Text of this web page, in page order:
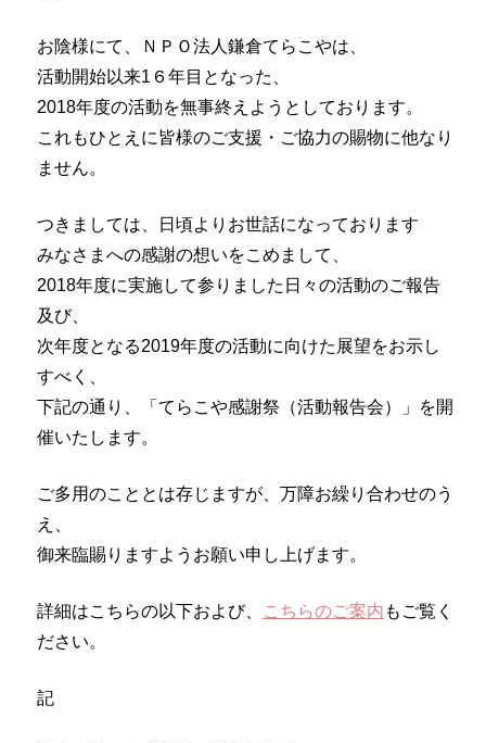
お陰様にて、ＮＰＯ法人鎌倉てらこやは、
活動開始以来1６年目となった、
2018年度の活動を無事終えようとしております。
これもひとえに皆様のご支援・ご協力の賜物に他なり
ません。
つきましては、日頃よりお世話になっております
みなさまへの感謝の想いをこめまして、
2018年度に実施して参りました日々の活動のご報告
及び、
次年度となる2019年度の活動に向けた展望をお示し
すべく、
下記の通り、「てらこや感謝祭（活動報告会）」を開
催いたします。
ご多用のこととは存じますが、万障お繰り合わせのう
え、
御来臨賜りますようお願い申し上げます。
詳細はこちらの以下および、 こちらのご案内 もご覧く
ださい。
記